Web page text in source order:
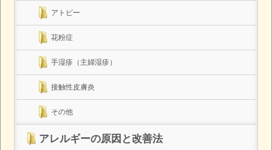
アトピー
花粉症
手湿疹（主婦湿疹）
接触性皮膚炎
その他
アレルギーの原因と改善法